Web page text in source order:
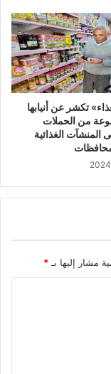
تكشر عن أنيابها
من الحملات
المنشآت الغذائية
مشار إليها بـ *